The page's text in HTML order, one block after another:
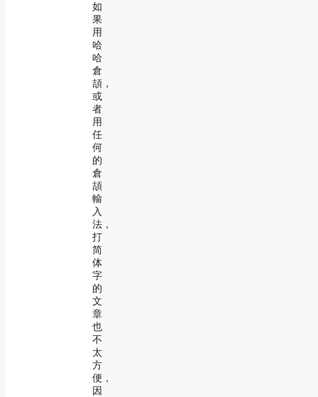
如
果
用
哈
哈
倉
頡，
或
者
用
任
何
的
倉
頡
輸
入
法，
打
简
体
字
的
文
章
也
不
太
方
便，
因